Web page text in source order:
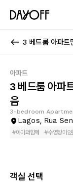
3 베드룸 아파트
아파트
3 베드룸 아파
음
3-bedroom
Lagos, Rua
#아이와함께 #수영장이있
객실 선택